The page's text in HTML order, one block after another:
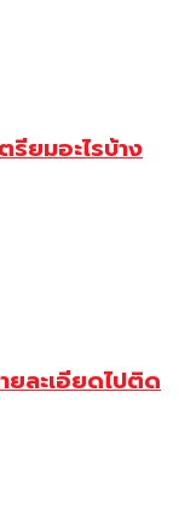
รียมอะไรบ้าง
ยละเอียดไปติด